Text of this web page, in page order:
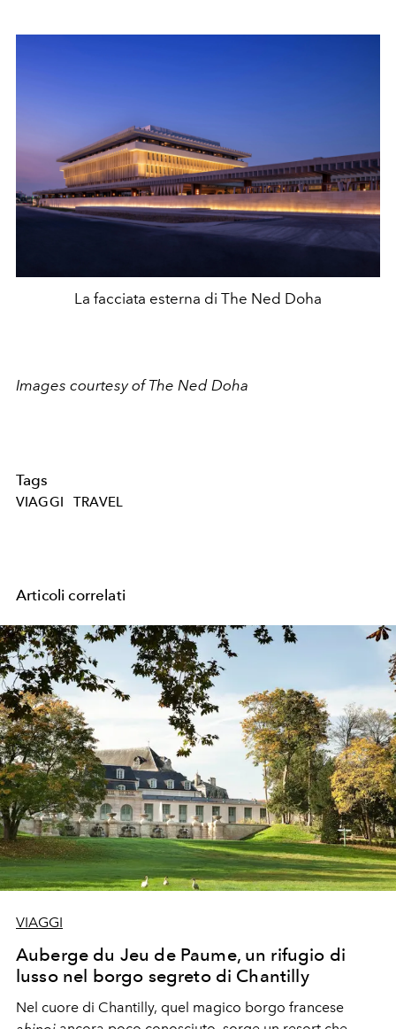
La facciata esterna di The Ned Doha
Images courtesy of The Ned Doha
Tags
VIAGGI TRAVEL
Articoli correlati
VIAGGI
Auberge du Jeu de Paume, un rifugio di
lusso nel borgo segreto di Chantilly
Nel cuore di Chantilly, quel magico borgo francese